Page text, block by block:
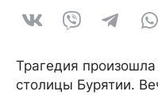
Трагедия
столицы Бурятии.